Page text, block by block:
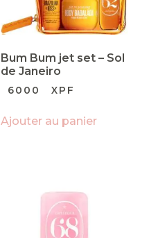
Bum Bum jet set – Sol
de Janeiro
6000 XPF
Ajouter au panier